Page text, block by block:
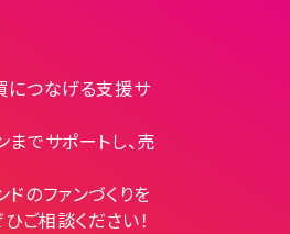
につなげる支援サ
でサポートし、売
のファンづくりを
ご相談ください！